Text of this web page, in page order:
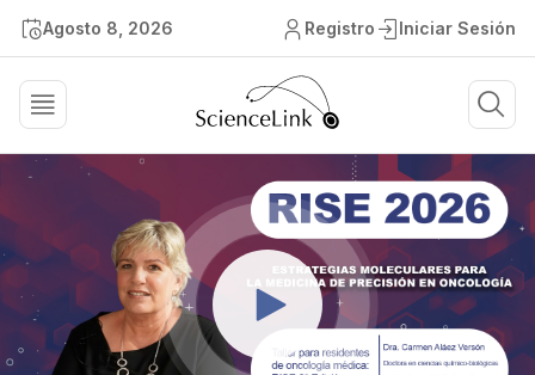
Agosto 8, 2026 Registro Iniciar Sesión